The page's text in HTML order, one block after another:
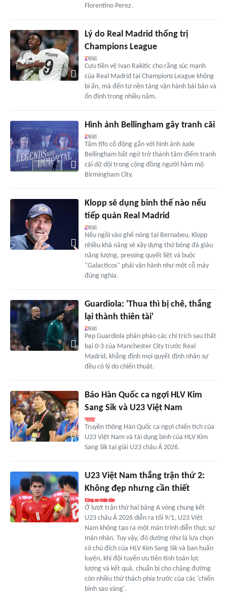
Florentino Perez.
Lý do Real Madrid thống trị
Champions League
Cựu tiền vệ Ivan Rakitic cho rằng súc mạnh
của Real Madrid tại Champions League không
bí ẩn, mà đến từ nền tảng vận hành bài bản và
ổn định trong nhiều năm.
Hình ảnh Bellingham gây tranh cãi
Tấm tifo cổ động gắn với hình ảnh Jude
Bellingham bất ngờ trở thành tâm điểm tranh
cãi dữ dội trong cộng đồng người hâm mộ
Birmingham City.
Klopp sẽ dụng binh thế nào nếu
tiếp quản Real Madrid
Nếu ngồi vào ghế nóng tại Bernabeu, Klopp
nhiều khả năng sẽ xây dựng thứ bóng đá giàu
năng lượng, pressing quyết liệt và buộc
''Galacticos'' phải vận hành như một cỗ máy
đúng nghĩa.
Guardiola: 'Thua thì bị chê, thắng
lại thành thiên tài'
Pep Guardiola phản pháo các chỉ trích sau thất
bại 0-3 của Manchester City trước Real
Madrid, khẳng định mọi quyết định nhân sự
đều có lý do chiến thuật.
Báo Hàn Quốc ca ngợi HLV Kim
Sang Sik và U23 Việt Nam
Truyền thông Hàn Quốc ca ngợi chiến tích của
U23 Việt Nam và tài dụng binh của HLV Kim
Sang Sik tại giải U23 châu Á 2026.
U23 Việt Nam thắng trận thứ 2:
Không đẹp nhưng cần thiết
Ở lượt trận thứ hai bảng A vòng chung kết
U23 châu Á 2026 diễn ra tối 9/1, U23 Việt
Nam không tạo ra một màn trình diễn thực sự
mãn nhãn. Tuy vậy, đó dường như là lựa chọn
có chủ đích của HLV Kim Sang Sik và ban huấn
luyện, khi đội tuyển ưu tiên tính toán lực
lượng và kết quả, chuẩn bị cho chặng đường
còn nhiều thử thách phía trước của các 'chiến
binh sao vàng'.